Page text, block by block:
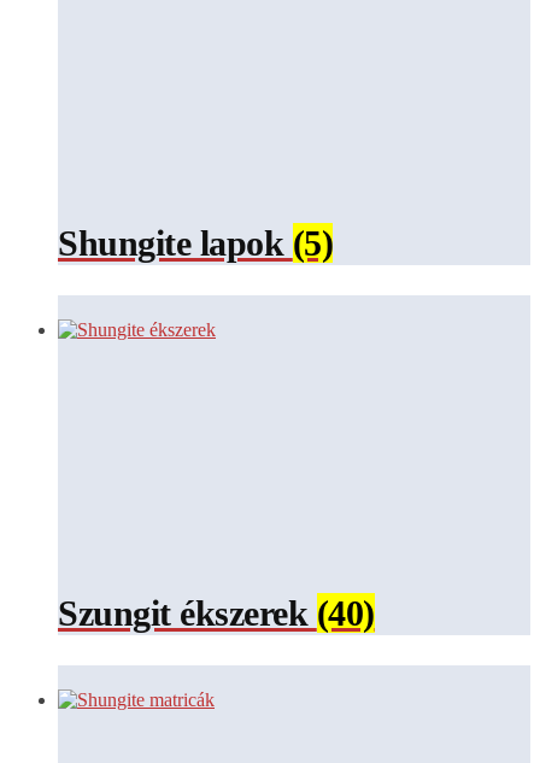
Shungite lapok (5)
Szungit ékszerek (40)